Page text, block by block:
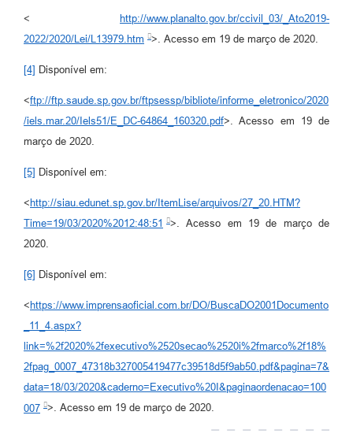
< http://www.planalto.gov.br/ccivil_03/_Ato2019-
2022/2020/Lei/L13979.htm
>. Acesso em 19 de março de 2020.
[4] Disponível em:
<ftp://ftp.saude.sp.gov.br/ftpsessp/bibliote/informe_eletronico/2020
/iels.mar.20/Iels51/E_DC-64864_160320.pdf>. Acesso em 19 de
março de 2020.
[5] Disponível em:
< http://siau.edunet.sp.gov.br/ItemLise/arquivos/27_20.HTM?
Time=19/03/2020%2012:48:51
>. Acesso em 19 de março de
2020.
[6] Disponível em:
< https://www.imprensaoficial.com.br/DO/BuscaDO2001Documento
_11_4.aspx?
link=%2f2020%2fexecutivo%2520secao%2520i%2fmarco%2f18%
2fpag_0007_47318b327005419477c39518d5f9ab50.pdf&pagina=7&
data=18/03/2020&caderno=Executivo%20I&paginaordenacao=100
007 >. Acesso em 19 de março de 2020.